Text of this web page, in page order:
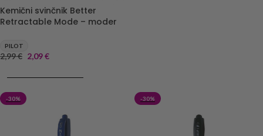
Kemični svinčnik Better
Retractable Mode – moder
PILOT
2,99€ 2,09€
-30% -30%